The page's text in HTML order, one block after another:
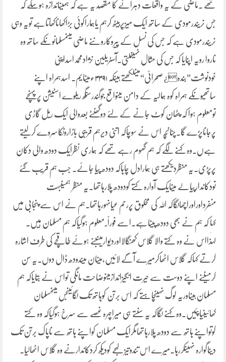
تھے ۔ماضی کے یہ واقعات دہرانے کا مقصد یہ ہے کہ ہمیںاندازہ ہوسکے کہ
جس نریندرمودی کے ساتھ ایک میزپربیٹھ کرہم یاہماراکوئی بڑاکھاناکھاتاہے تویہ وہی
نریندرمودی ہے کہ جس کی نسل کے پیروکاروںنے ماضی میںمسلمانوںکے ساتھ وہ
ناروا رویہ اپنایا کہ جس کی مثال نہیںملتی۔آسٹریلین نژادمحمداسداپنی
خودنوشت”بندہ¿ صحرائی“میںلکھتے ہیںکہ ۳۳۹۱ءمیںایم۔ اسدہمراہ اپنے
ساتھیوںکے ہمراہ کوہ ہمالیہ کے دامن میںواقع جوگندرسنگھ ریلوے اسٹیشن پرپہنچے
تومعلوم ہوا کہ پٹھان کوٹ جانے کے لئے دوگھنٹے بعدوالی ایک ریل گاڑی
پرجاناپڑے گا۔چنانچہ اس نے سوچاکہ اتنی دیرہم قریبی بازاروںکاسروے کرلیتے
ہےں۔وہ کہنے لگے کہ ہم گھوم رہے تھے کہ ہماری نظرایک دودھ والی دکان
پرپڑی۔یہ منظردیکھتے ہی ہمارادل چاہاکہ دودھ پیا جائے۔ جب ہم قریب گئے
تودکاندارپیالے میںایک آوارہ کتے کودودھ پلارہاتھا۔یہ منظر ہمیںبہت
منفرداوراوراچھالگاکہ اللہ کی مخلوق پررحم عیاںہورہاتھا۔ہم نے اس سے پنجابی میں
کہا کہ ہم نے بھی دودھ پیناہے۔اسے فوراً ً ً معلوم ہوگیاکہ ہم مسلمان ہیں۔
لہٰذااس نے وہ کتے والا گلاس کھنگالااوردیوارمیںبنے ہوئے طاقچے کی طرف اشارہ
کرتے کہاکہ گلاس اٹھاکرمیرے آگے لائیں،میںان میںدودھ ڈال دوں۔یہ سن
کرمیںنے اپنے دوست سے حیرت انگیزاندازمیںوضاحت مانگی تواس نے بتایاکہ ہم
مسلمان ہیںاوریہ لوگ نہیںچاہتے کہ اس برتن کوہاتھ تک لگائیںجس میںمسلمان
کھائیںیاپئیں۔وہ کہنے لگاکہ یہ سنتے ہی میراچہرہ غصے سے سرخ ہوگیاکہ وہ کتے
کوتواپنے ہاتھ سے دودھ پلارہاتھامگرایک مسلمان کواپنے ہاتھ سے ناپاک برتن تک
دیناگوارہ نہیںکررہا۔میرے اس تندوتیزلہجے کودیکھ کردکاندارنے وہ گلاس اٹھالیا۔